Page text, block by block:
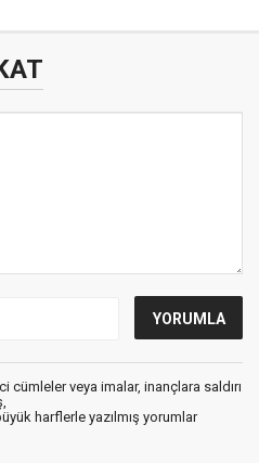
cümleler veya imalar, inançlara saldırı
harflerle yazılmış yorumlar